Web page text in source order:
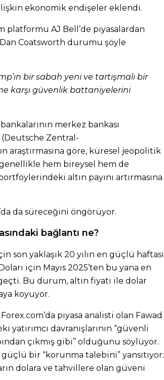
ekonomik endişeler eklendi.
platformu AJ Bell’de piyasalardan
Coatsworth durumu şöyle
bir sabah yeni ve tartışmalı bir
karşı güvenlik battaniyelerini
merkez bankası
(Deutsche Zentral-
araştırmasına göre, küresel jeopolitik
hem bireysel hem de
altın payını artırmasına
da süreceğini öngörüyor.
bağlantı ne?
son yaklaşık 20 yılın en güçlü haftası
için Mayıs 2025’ten bu yana en
Bu durum, altın fiyatı ile dolar
koyuyor.
piyasa analisti olan Fawad
yatırımcı davranışlarının “güvenli
çıkmış gibi” olduğunu söylüyor.
güçlü bir “korunma talebini” yansıtıyor:
dolara ve tahvillere olan güveni